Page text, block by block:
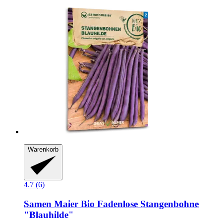
Warenkorb
4.7 (6)
Samen Maier Bio Fadenlose Stangenbohne
"Blauhilde"